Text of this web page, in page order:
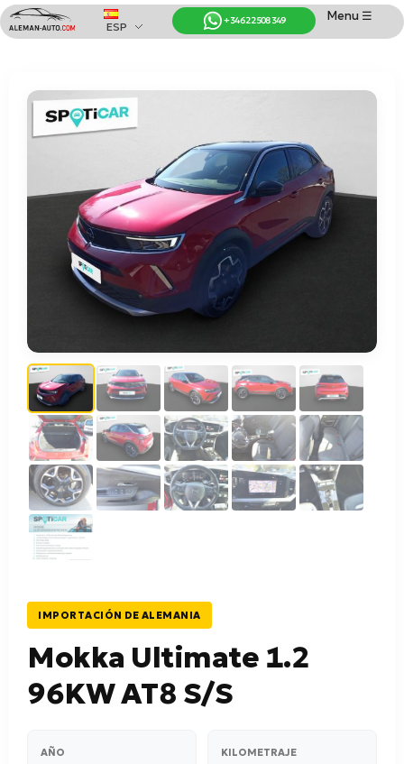
Coches de Alemania
Importación de Coches de Alemania
Menu ☰
+34 622 508 349
ESP
IMPORTACIÓN DE ALEMANIA
Mokka Ultimate 1.2
96KW AT8 S/S
AÑO KILOMETRAJE